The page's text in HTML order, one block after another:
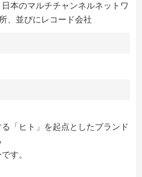
本のマルチチャンネルネットワ
、並びにレコード会社
「ヒト」を起点としたブランド
す。